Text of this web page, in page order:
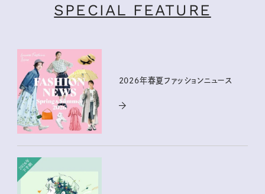
SPECIAL FEATURE
2026年春夏ファッションニュース